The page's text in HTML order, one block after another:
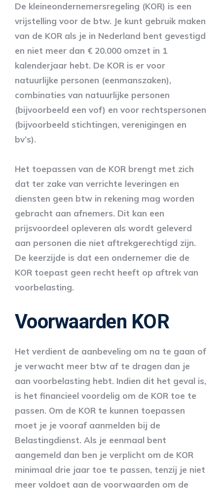
De kleineondernemersregeling (KOR) is een
vrijstelling voor de btw. Je kunt gebruik maken
van de KOR als je in Nederland bent gevestigd
en niet meer dan € 20.000 omzet in 1
kalenderjaar hebt. De KOR is er voor
natuurlijke personen (eenmanszaken),
combinaties van natuurlijke personen
(bijvoorbeeld een vof) en voor rechtspersonen
(bijvoorbeeld stichtingen, verenigingen en
bv’s).
Het toepassen van de KOR brengt met zich
dat ter zake van verrichte leveringen en
diensten geen btw in rekening mag worden
gebracht aan afnemers. Dit kan een
prijsvoordeel opleveren als wordt geleverd
aan personen die niet aftrekgerechtigd zijn.
De keerzijde is dat een ondernemer die de
KOR toepast geen recht heeft op aftrek van
voorbelasting.
Voorwaarden KOR
Het verdient de aanbeveling om na te gaan of
je verwacht meer btw af te dragen dan je
aan voorbelasting hebt. Indien dit het geval is,
is het financieel voordelig om de KOR toe te
passen. Om de KOR te kunnen toepassen
moet je je vooraf aanmelden bij de
Belastingdienst. Als je eenmaal bent
aangemeld dan ben je verplicht om de KOR
minimaal drie jaar toe te passen, tenzij je niet
meer voldoet aan de voorwaarden om de